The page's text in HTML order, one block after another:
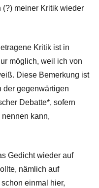
(?) meiner Kritik wieder
Kritik ist in
möglich, weil ich von
Diese Bemerkung ist
der gegenwärtigen
Debatte*, sofern
kann,
Gedicht wieder auf
nämlich auf
einmal hier,